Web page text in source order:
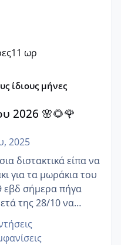
11 ωρ
ίδιους μήνες
2026 🌸🌻🌹
2025
διστακτικά είπα να
για τα μωράκια του
της 28/10 να
την αυχενική είναι
να γεννάει Μάιο ;;